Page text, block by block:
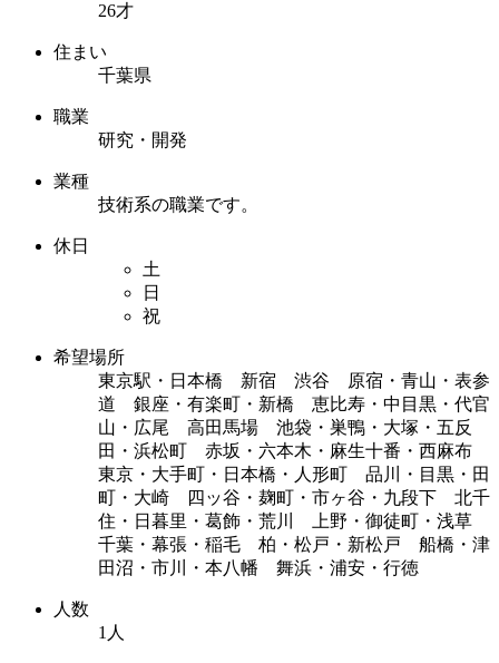
26才
住まい
千葉県
職業
研究・開発
業種
技術系の職業です。
休日
土
日
祝
希望場所
東京駅・日本橋 新宿 渋谷 原宿・青山・表参
道 銀座・有楽町・新橋 恵比寿・中目黒・代官
山・広尾 高田馬場 池袋・巣鴨・大塚・五反
田・浜松町 赤坂・六本木・麻生十番・西麻布
東京・大手町・日本橋・人形町 品川・目黒・田
町・大崎 四ッ谷・麹町・市ヶ谷・九段下 北千
住・日暮里・葛飾・荒川 上野・御徒町・浅草
千葉・幕張・稲毛 柏・松戸・新松戸 船橋・津
田沼・市川・本八幡 舞浜・浦安・行徳
人数
1人